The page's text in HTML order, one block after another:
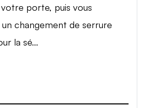
porte, puis vous
changement de serrure
la sé...